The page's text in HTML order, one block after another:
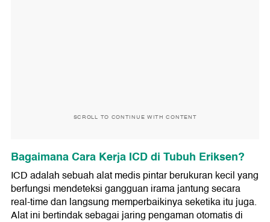
SCROLL TO CONTINUE WITH CONTENT
Bagaimana Cara Kerja ICD di Tubuh Eriksen?
ICD adalah sebuah alat medis pintar berukuran kecil yang
berfungsi mendeteksi gangguan irama jantung secara
real-time dan langsung memperbaikinya seketika itu juga.
Alat ini bertindak sebagai jaring pengaman otomatis di